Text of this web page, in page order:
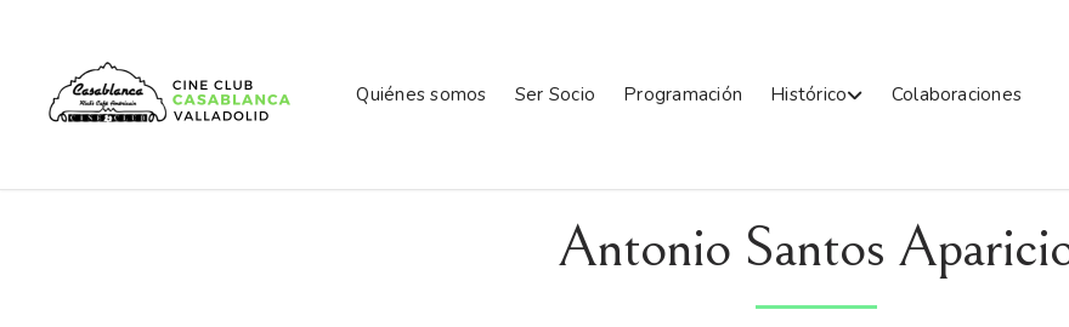
Quiénes somos Ser Socio Programación Histórico Colaboraciones
Antonio Santos